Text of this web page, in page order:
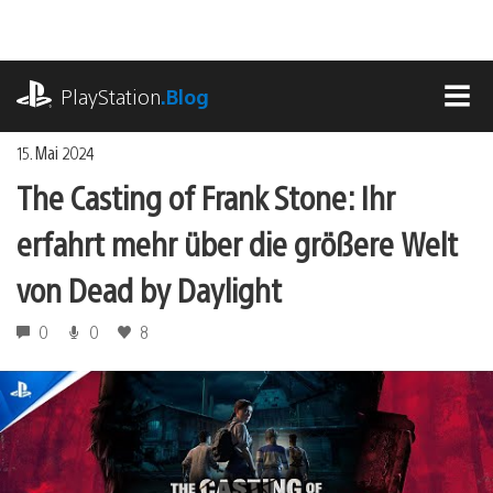
springen
PlayStation.Blog
15. Mai 2024
The Casting of Frank Stone: Ihr
erfahrt mehr über die größere Welt
von Dead by Daylight
0 0 8